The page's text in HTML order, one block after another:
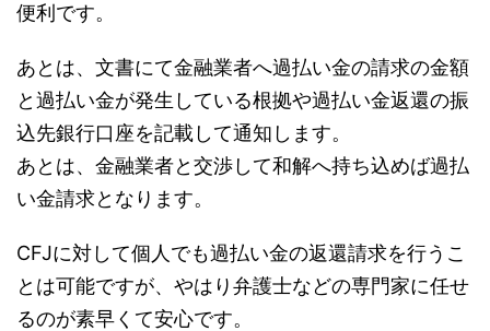
便利です。
あとは、文書にて金融業者へ過払い金の請求の金額
と過払い金が発生している根拠や過払い金返還の振
込先銀行口座を記載して通知します。
あとは、金融業者と交渉して和解へ持ち込めば過払
い金請求となります。
CFJに対して個人でも過払い金の返還請求を行うこ
とは可能ですが、やはり弁護士などの専門家に任せ
るのが素早くて安心です。